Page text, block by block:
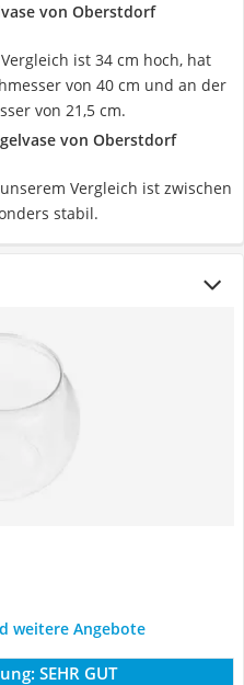
von Oberstdorf
ist 34 cm hoch, hat
von 40 cm und an der
von 21,5 cm.
von Oberstdorf
Vergleich ist zwischen
stabil.
weitere Angebote
SEHR GUT